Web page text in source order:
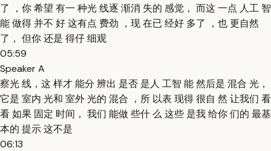
了 ，你 希望 有一 种光 线逐 渐消 失的 感觉， 而这 一点 人工 智
能 做得 并不 好 这有点 费劲 ，现 在已 经好 多了 ，也 更自然
了， 但你 还是 得仔 细观
05:59
Speaker A
察光 线，这 样才 能分 辨出 是否 是人 工智 能 然后是 混合 光，
它是 室内 光和 室外 光的 混合 ，所 以表 现得 很自 然 让我们 看
看 如果 固定 时间， 我们 能做 些什 么 这些 是我 给你 们的 最基
本的 提示 这不是
06:13